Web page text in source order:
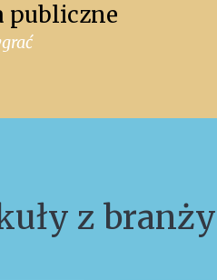
publiczne
z